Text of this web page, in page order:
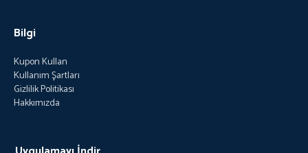
Bilgi
Kupon Kullan
Kullanım Şartları
Gizlilik Politikası
Hakkımızda